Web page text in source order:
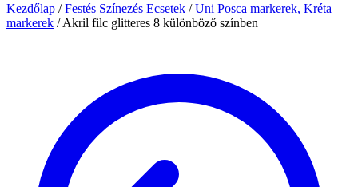
Kezdőlap /Festés Színezés Ecsetek /Uni Posca markerek, Kréta
markerek /Akril filc glitteres 8 különböző színben